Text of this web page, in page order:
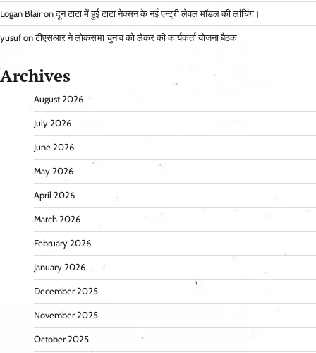
Logan Blair onदून टाटा में हुई टाटा नेक्सन के नई एन्ट्री लेवल मॉडल की लांचिंग।
yusuf onटीएसआर ने लोकसभा चुनाव को लेकर की कार्यकर्ता योजना बैठक
Archives
August 2026
July 2026
June 2026
May 2026
April 2026
March 2026
February 2026
January 2026
December 2025
November 2025
October 2025